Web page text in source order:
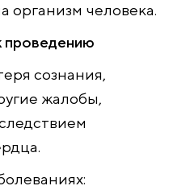
организм человека.
проведению
сознания,
жалобы,